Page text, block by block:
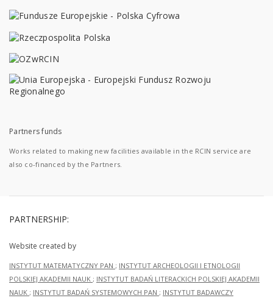
Partners funds
Works related to making new facilities available in the RCIN service are
also co-financed by the Partners.
PARTNERSHIP:
Website created by
INSTYTUT MATEMATYCZNY PAN ; INSTYTUT ARCHEOLOGII I ETNOLOGII
POLSKIEJ AKADEMII NAUK ; INSTYTUT BADAŃ LITERACKICH POLSKIEJ AKADEMII
NAUK ; INSTYTUT BADAŃ SYSTEMOWYCH PAN ; INSTYTUT BADAWCZY